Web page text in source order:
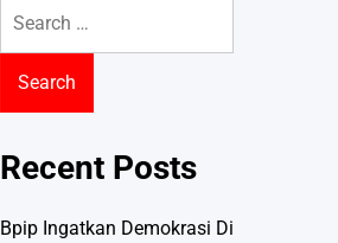
for:
Recent Posts
Bpip Ingatkan Demokrasi Di